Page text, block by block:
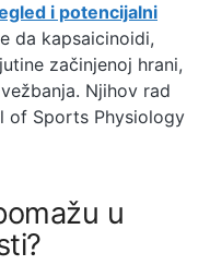
i potencijalni
da kapsaicinoidi,
začinjenoj hrani,
Njihov rad
of Sports Physiology
u